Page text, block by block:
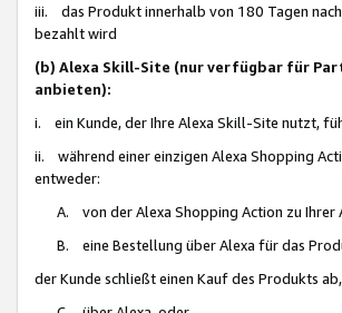
iii. das Produkt innerhalb von 180 Tagen
bezahlt wird
(b) Alexa Skill-Site (nur verfügbar für
anbieten):
i. ein Kunde, der Ihre Alexa Skill-Site nutzt,
ii. während einer einzigen Alexa Shopping
entweder:
A. von der Alexa Shopping Action zu
B. eine Bestellung über Alexa für das
der Kunde schließt einen Kauf des Produkts